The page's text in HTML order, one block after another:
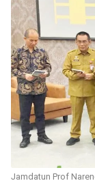
Jamdatun Prof